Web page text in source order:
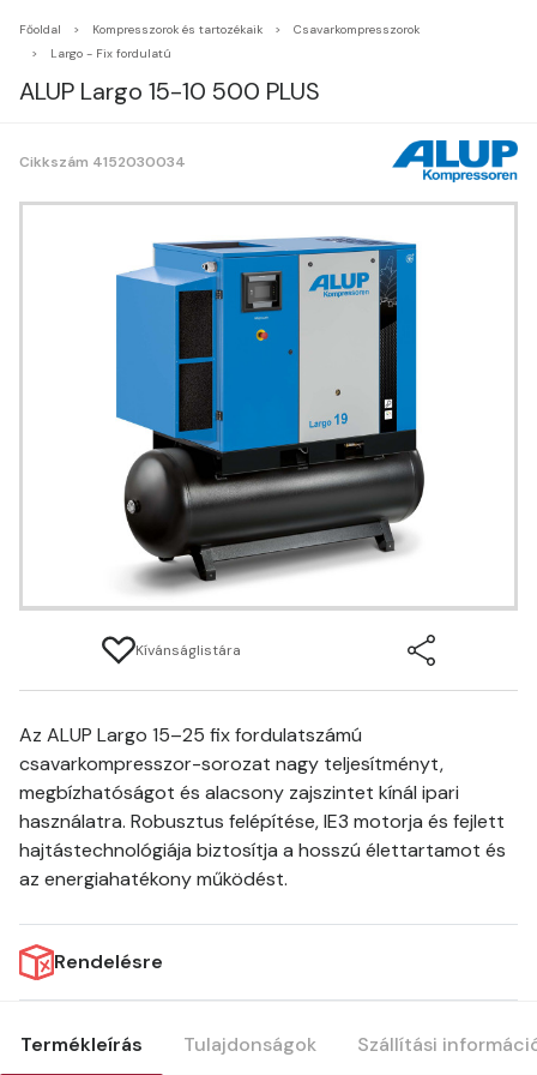
Főoldal Kompresszorok és tartozékaik
Csavarkompresszorok
Largo - Fix fordulatú
ALUP Largo 15-10 500 PLUS
Cikkszám 4152030034
Kívánságlistára
Az ALUP Largo 15–25 fix fordulatszámú
csavarkompresszor-sorozat nagy teljesítményt,
megbízhatóságot és alacsony zajszintet kínál ipari
használatra. Robusztus felépítése, IE3 motorja és fejlett
hajtástechnológiája biztosítja a hosszú élettartamot és
az energiahatékony működést.
Rendelésre
Termékleírás Tulajdonságok Szállítási